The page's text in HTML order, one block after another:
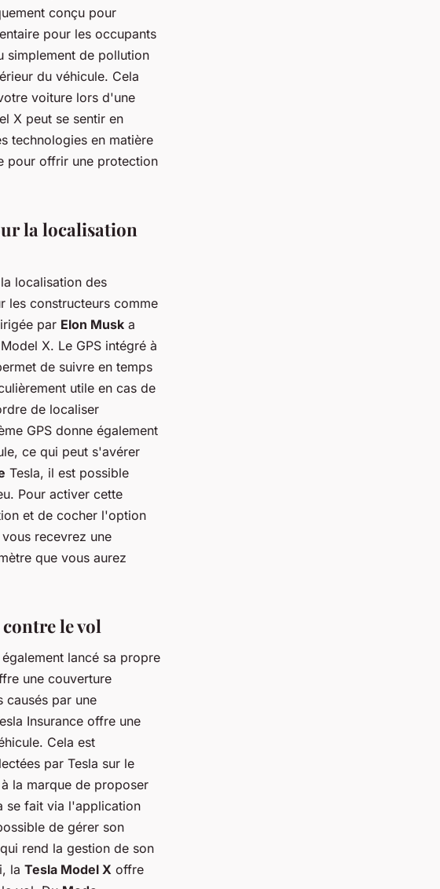
conçu pour
pour les occupants
simplement de pollution
du véhicule. Cela
voiture lors d'une
X peut se sentir en
technologies en matière
pour offrir une protection
la localisation
localisation des
les constructeurs comme
par Elon Musk a
X. Le GPS intégré à
de suivre en temps
utile en cas de
de localiser
GPS donne également
ce qui peut s'avérer
Tesla, il est possible
Pour activer cette
et de cocher l'option
recevrez une
que vous aurez
le vol
lancé sa propre
une couverture
causés par une
Insurance offre une
Cela est
par Tesla sur le
la marque de proposer
se fait via l'application
de gérer son
rend la gestion de son
la Tesla Model X offre